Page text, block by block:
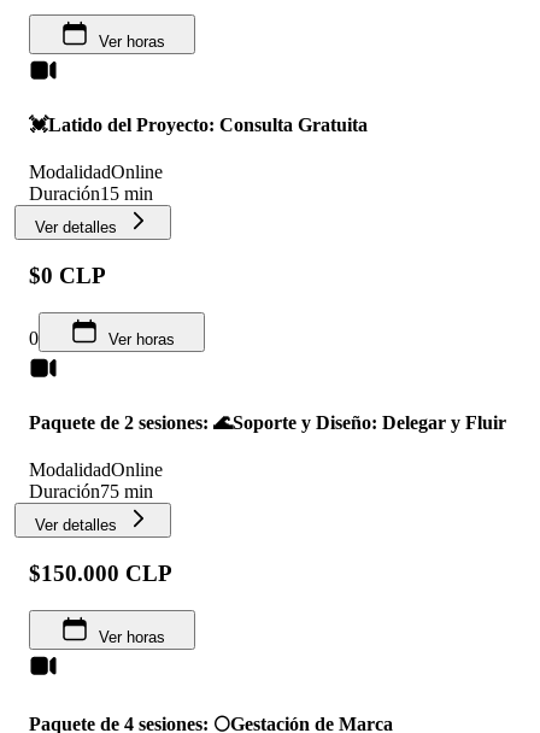
Ver horas
💓Latido del Proyecto: Consulta Gratuita
ModalidadOnline
Duración15 min
Ver detalles
$0 CLP
0 Ver horas
Paquete de 2 sesiones: 🌊Soporte y Diseño: Delegar y Fluir
ModalidadOnline
Duración75 min
Ver detalles
$150.000 CLP
Ver horas
Paquete de 4 sesiones: 🌕Gestación de Marca